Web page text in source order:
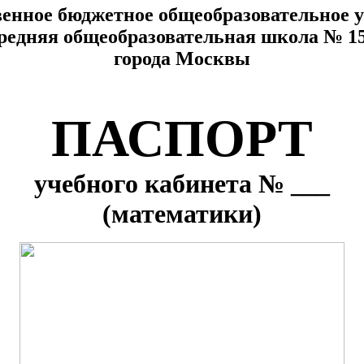
бюджетное общеобразовательное
общеобразовательная школа №
города Москвы
ПАСПОРТ
учебного кабинета № ___
(математики)